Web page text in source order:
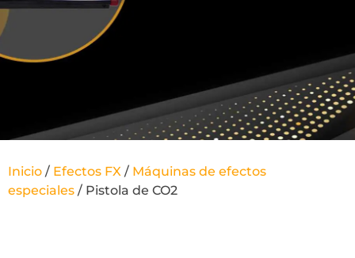
Inicio / Efectos FX / Máquinas de efectos
especiales / Pistola de CO2